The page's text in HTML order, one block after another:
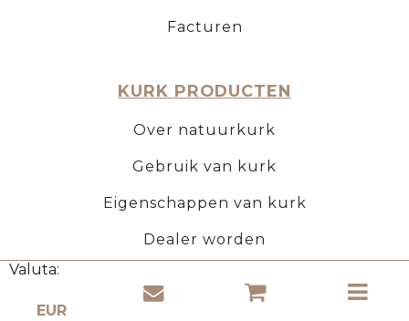
Valuta:
Facturen
KURK PRODUCTEN
Over natuurkurk
Gebruik van kurk
Eigenschappen van kurk
Dealer worden